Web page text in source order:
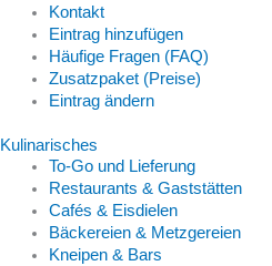
Kontakt
Eintrag hinzufügen
Häufige Fragen (FAQ)
Zusatzpaket (Preise)
Eintrag ändern
Kulinarisches
To-Go und Lieferung
Restaurants & Gaststätten
Cafés & Eisdielen
Bäckereien & Metzgereien
Kneipen & Bars